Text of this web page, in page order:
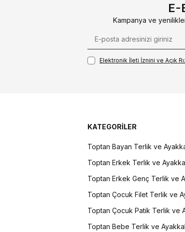
E-
Kampanya ve
Elektronik İleti İzni‌ni ve Açık
KATEGORİLER
Toptan Bayan Terlik ve
Toptan Erkek Terlik ve
Toptan Erkek Genç Terlik ve
Toptan Çocuk Filet Terlik ve
Toptan Çocuk Patik Terlik ve
Toptan Bebe Terlik ve